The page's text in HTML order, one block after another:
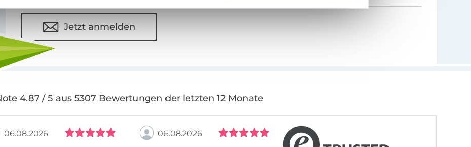
Jetzt anmelden
4.87 / 5 aus 5307 Bewertungen der letzten 12 Monate
06.08.2026
06.08.2026